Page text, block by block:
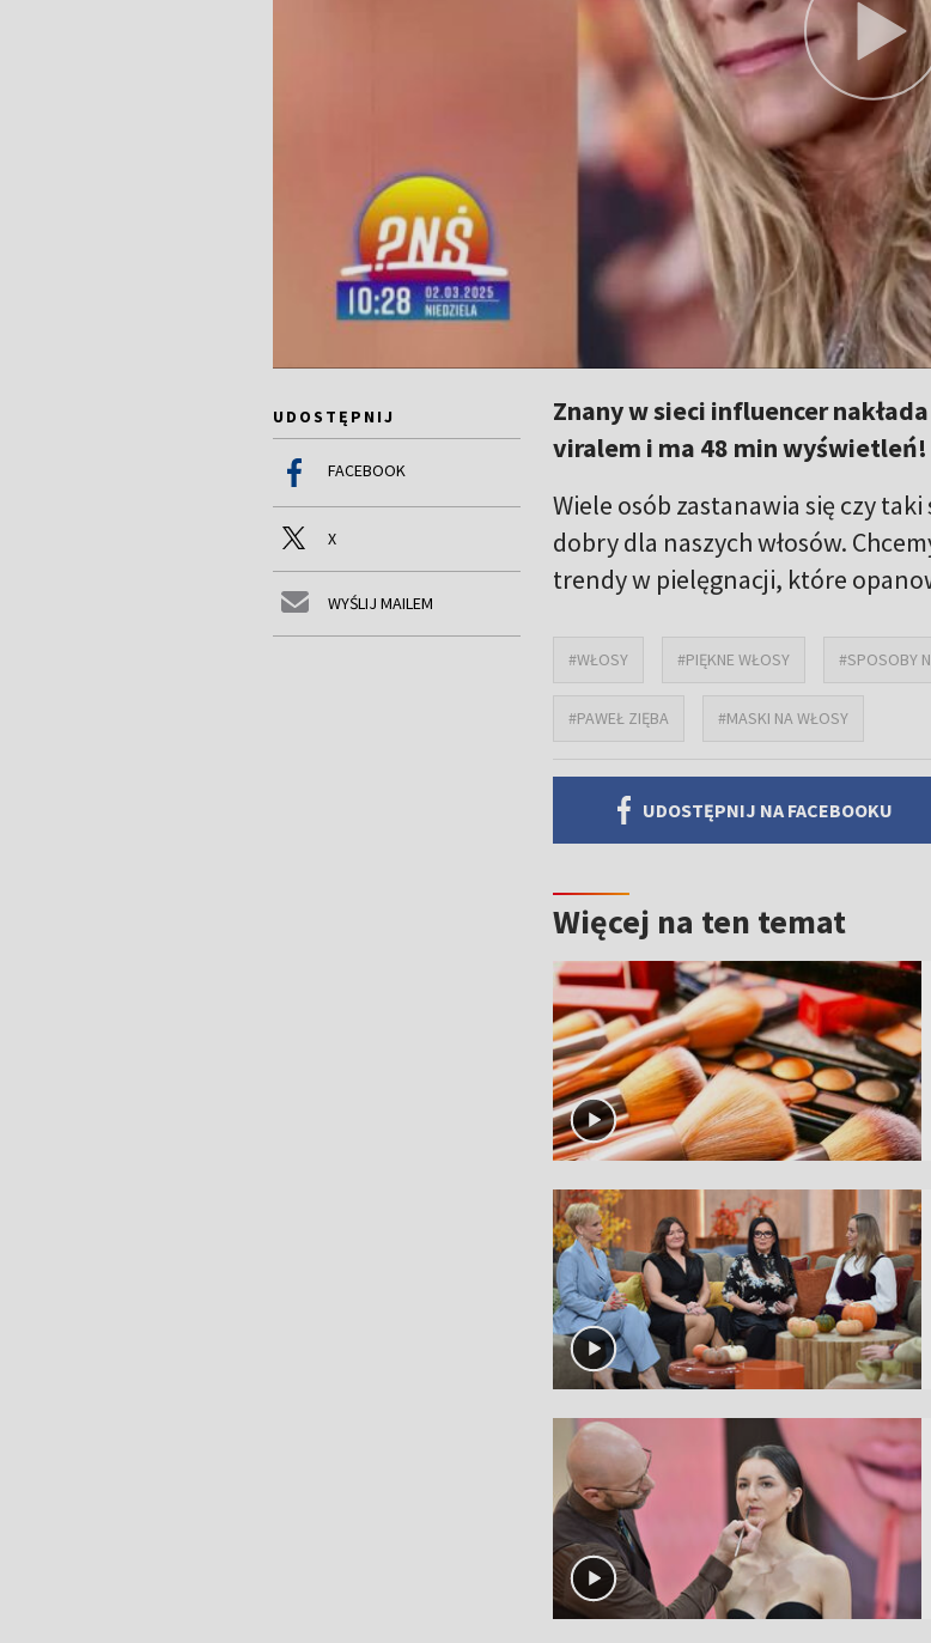
UDOSTĘPNIJ
FACEBOOK
X
WYŚLIJ MAILEM
Znany w sieci influencer
viralem i ma 48 min wyświetleń!
Wiele osób zastanawia się czy
dobry dla naszych włosów.
trendy w pielęgnacji, które
#WŁOSY #PIĘKNE WŁOSY #SPOSOBY
#PAWEŁ ZIĘBA #MASKI NA WŁOSY
UDOSTĘPNIJ NA FACEBOOKU
Więcej na ten temat